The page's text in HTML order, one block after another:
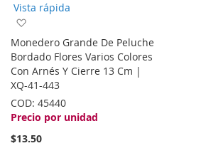
Vista rápida
la
lista
de
deseos
Monedero Grande De Peluche
Bordado Flores Varios Colores
Con Arnés Y Cierre 13 Cm |
XQ-41-443
COD: 45440
Precio por unidad
$13.50